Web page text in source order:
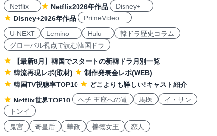
Netflix
Netflix2026年作品
Disney+
Disney+2026年作品
PrimeVideo
U-NEXT
Lemino Hulu
韓ドラ歴史コラム
グローバル視点で読む韓国ドラ
【最新8月】韓国でスタートの新韓ドラ月別一覧
韓流再現レポ(取材)
制作発表会レポ(WEB)
韓国TV視聴率TOP10
どこよりも詳しい!キャスト紹介
Netflix世界TOP10
ヘチ 王座への道 馬医
イ・サン
トンイ
鬼宮
奇皇后 華政 善徳女王 恋人